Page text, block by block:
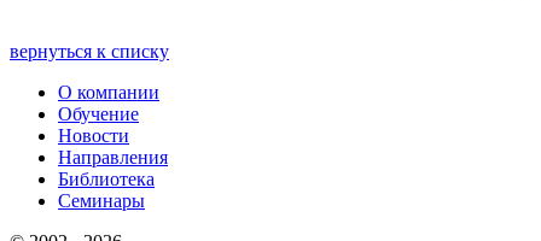
вернуться к списку
О компании
Обучение
Новости
Направления
Библиотека
Семинары